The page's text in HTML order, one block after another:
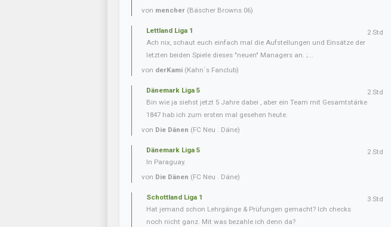
von mencher (Bäscher Browns 06)
Lettland Liga 1
Ach nix, schaut euch einfach mal die Aufstellungen und Einsätze der
letzten beiden Spiele dieses "neuen" Managers an. ;...
von derKami (Kahn´s Fanclub)
2 Std
Dänemark Liga 5
Bin wie ja siehst jetzt 5 Jahre dabei , aber ein Team mit Gesamtstärke
1847 hab ich zum ersten mal gesehen heute.
von Die Dänen (FC Neu . Däne)
2 Std
Dänemark Liga 5
In Paraguay.
von Die Dänen (FC Neu . Däne)
2 Std
Schottland Liga 1
Hat jemand schon Lehrgänge & Prüfungen gemacht? Ich checks
noch nicht ganz. Mit was bezahle ich denn da?
3 Std